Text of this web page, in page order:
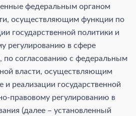
федеральным органом
осуществляющим функции по
государственной политики и
регулированию в сфере
по согласованию с федеральным
власти, осуществляющим
реализации государственной
правовому регулированию в
(далее – установленный